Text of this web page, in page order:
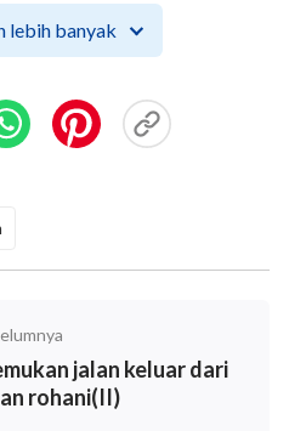
aku bertemu seseorang
kami semua percaya
bersama dengan sangat
tentang kegelapan
lebih banyak
jalan keluar dari
rohani(II)